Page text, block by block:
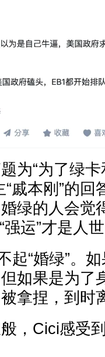
“为了绿卡
戚本刚”的
绿的人会觉
运”才是人
“婚绿”。如
如果是为了
拿捏，到时
Cici感受到